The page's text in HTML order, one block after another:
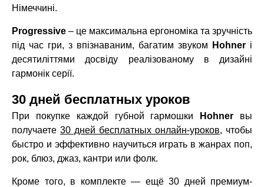
Німеччині.
Progressive – це максимальна ергономіка та зручність
під час гри, з впізнаваним, багатим звуком
Hohner і
десятиліттями досвіду реалізованому в дизайні
гармонік серії.
30 дней бесплатных уроков
При покупке каждой губной гармошки Hohner вы
получаете 30 дней бесплатных онлайн-уроков, чтобы
быстро и эффективно научиться играть в жанрах поп,
рок, блюз, джаз, кантри или фолк.
Кроме того, в комплекте — ещё 30 дней премиум-